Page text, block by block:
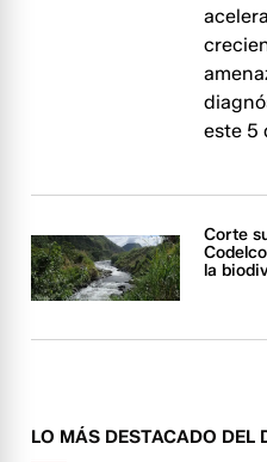
este 5
Corte
la
LO MÁS DESTACADO DEL